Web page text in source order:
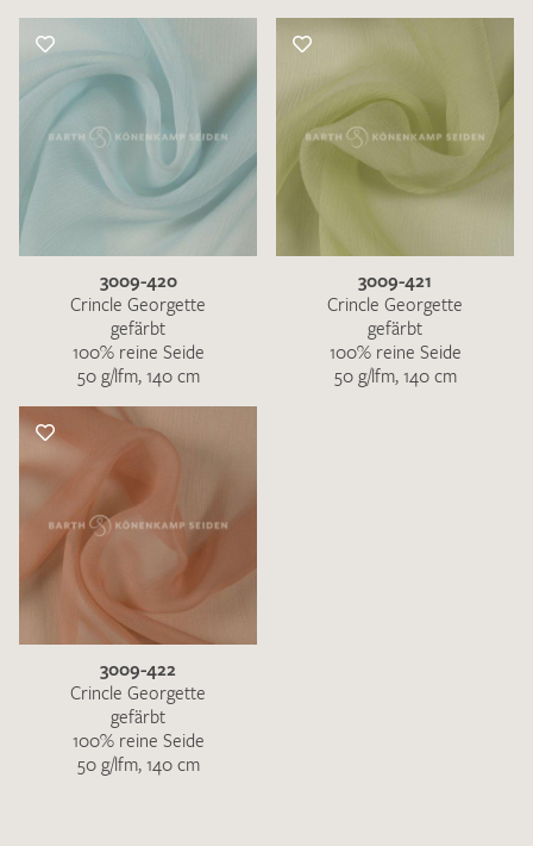
3009-420
Crincle Georgette
gefärbt
100% reine Seide
50 g/lfm, 140 cm
3009-421
Crincle Georgette
gefärbt
100% reine Seide
50 g/lfm, 140 cm
3009-422
Crincle Georgette
gefärbt
100% reine Seide
50 g/lfm, 140 cm